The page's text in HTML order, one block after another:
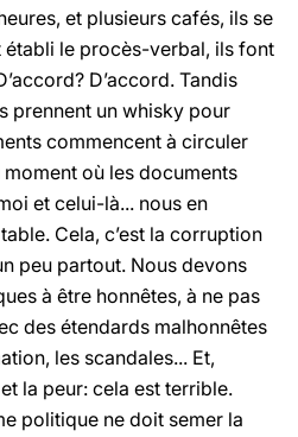
et plusieurs cafés, ils se
établi le procès-verbal, ils font
D’accord. Tandis
prennent un whisky pour
commencent à circuler
où les documents
et celui-là... nous en
Cela, c’est la corruption
peu partout. Nous devons
à être honnêtes, à ne pas
des étendards malhonnêtes
les scandales... Et,
la peur: cela est terrible.
politique ne doit semer la